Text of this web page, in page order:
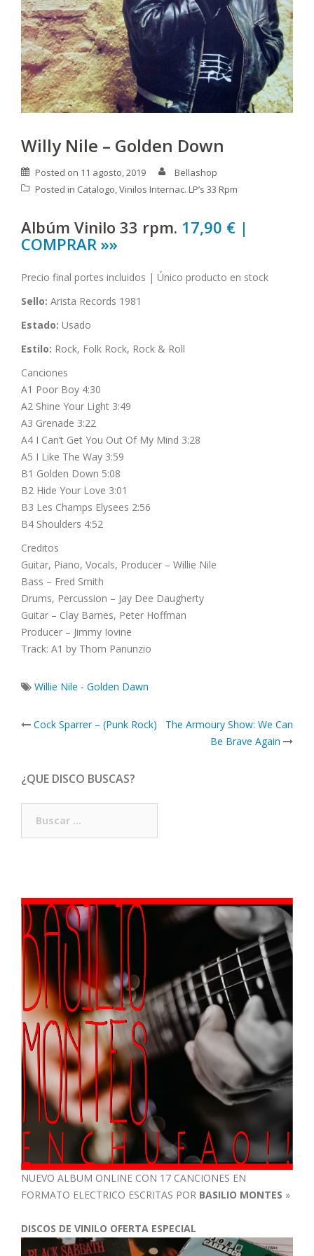
Willy Nile – Golden Down
Posted on 11 agosto, 2019
Bellashop
Posted in Catalogo,Vinilos Internac. LP’s 33 Rpm
Albúm Vinilo 33 rpm. 17,90 € |
COMPRAR »»
Precio final portes incluidos | Único producto en stock
Sello: Arista Records 1981
Estado: Usado
Estilo: Rock, Folk Rock, Rock & Roll
Canciones
A1 Poor Boy 4:30
A2 Shine Your Light 3:49
A3 Grenade 3:22
A4 I Can’t Get You Out Of My Mind 3:28
A5 I Like The Way 3:59
B1 Golden Down 5:08
B2 Hide Your Love 3:01
B3 Les Champs Elysees 2:56
B4 Shoulders 4:52
Creditos
Guitar, Piano, Vocals, Producer – Willie Nile
Bass – Fred Smith
Drums, Percussion – Jay Dee Daugherty
Guitar – Clay Barnes, Peter Hoffman
Producer – Jimmy Iovine
Track: A1 by Thom Panunzio
Willie Nile - Golden Dawn
Post
Cock Sparrer – (Punk Rock)
The Armoury Show: We Can
Be Brave Again
¿QUE DISCO BUSCAS?
NUEVO ALBUM ONLINE CON 17 CANCIONES EN
FORMATO ELECTRICO ESCRITAS POR BASILIO MONTES »
DISCOS DE VINILO OFERTA ESPECIAL